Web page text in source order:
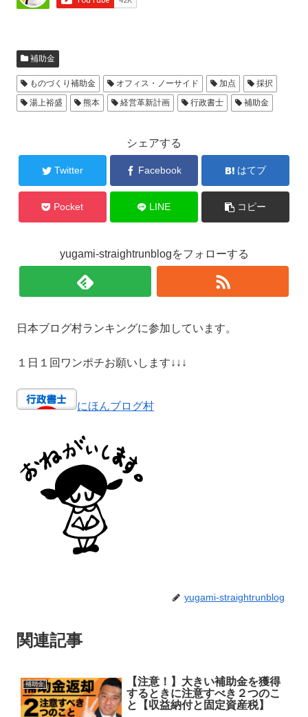
補助金
ものづくり補助金 オフィス・ノーサイド 加点
採択
湯上裕盛
熊本 経営革新計画 行政書士 補助金
シェアする
Twitter Facebook はてブ
Pocket LINE コピー
yugami-straightrunblogをフォローする
日本ブログ村ランキングに参加しています。
１日１回ワンポチお願いします↓↓↓
にほんブログ村
yugami-straightrunblog
関連記事
補助金
【注意！】大きい補助金を獲得
するときに注意すべき２つのこ
と【収益納付と固定資産税】